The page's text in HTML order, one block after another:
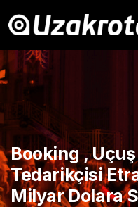
Booking ,
Tedarikçisi
Milyar Dolara